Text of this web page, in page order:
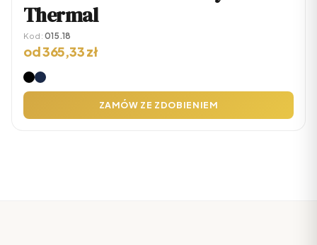
Thermal
Kod:015.18
od365,33zł
ZAMÓW ZE ZDOBIENIEM
produkt
ma
wiele
wariantów.
Opcje
można